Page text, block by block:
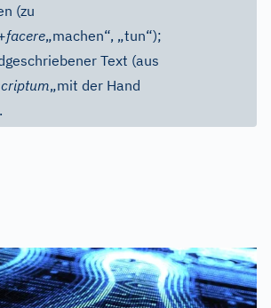
(zu
facere„machen“, „tun“);
Text (aus
„mit der Hand